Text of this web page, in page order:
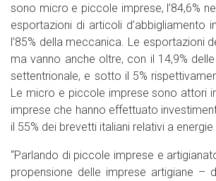
sono micro e piccole imprese, l’84,6%
esportazioni di articoli d’abbigliamento
l’85% della meccanica. Le esportazioni
ma vanno anche oltre, con il 14,9% delle
settentrionale, e sotto il 5%
Le micro e piccole imprese sono attori
imprese che hanno effettuato
il 55% dei brevetti italiani relativi a
“Parlando di piccole imprese e
propensione delle imprese artigiane –